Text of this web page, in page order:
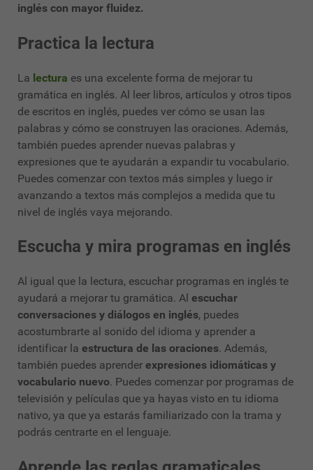
inglés con mayor fluidez.
Practica la lectura
La lectura es una excelente forma de mejorar tu
gramática en inglés. Al leer libros, artículos y otros tipos
de escritos en inglés, puedes ver cómo se usan las
palabras y cómo se construyen las oraciones. Además,
también puedes aprender nuevas palabras y
expresiones que te ayudarán a expandir tu vocabulario.
Puedes comenzar con textos más simples y luego ir
avanzando a textos más complejos a medida que tu
nivel de inglés vaya mejorando.
Escucha y mira programas en inglés
Al igual que la lectura, escuchar programas en inglés te
ayudará a mejorar tu gramática. Al escuchar
conversaciones y diálogos en inglés, puedes
acostumbrarte al sonido del idioma y aprender a
identificar la estructura de las oraciones. Además,
también puedes aprender expresiones idiomáticas y
vocabulario nuevo. Puedes comenzar por programas de
televisión y películas que ya hayas visto en tu idioma
nativo, ya que ya estarás familiarizado con la trama y
podrás centrarte en el lenguaje.